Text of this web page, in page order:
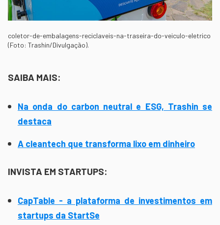
coletor-de-embalagens-reciclaveis-na-traseira-do-veiculo-eletrico
(Foto: Trashin/Divulgação).
SAIBA MAIS:
Na onda do carbon neutral e ESG, Trashin se
destaca
A cleantech que transforma lixo em dinheiro
INVISTA EM STARTUPS:
CapTable - a plataforma de investimentos em
startups da StartSe